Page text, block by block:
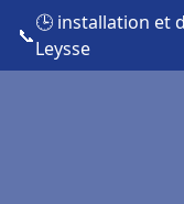
📞
🕒 installation et
Leysse